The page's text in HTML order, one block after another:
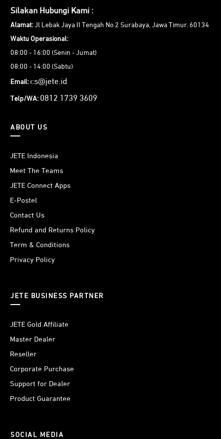
Silakan Hubungi Kami :
Alamat: Jl Lebak Jaya II Tengah No 2 Surabaya, Jawa Timur. 60134
Waktu Operasional:
08:00 - 16:00 (Senin - Jumat)
08:00 - 14:00 (Sabtu)
Email: cs@jete.id
Telp/WA: 0812 1739 3609
ABOUT US
JETE Indonesia
Meet The Teams
JETE Connect Apps
E-Postel
Contact Us
Refund and Returns Policy
Term & Conditions
Privacy Policy
JETE BUSINESS PARTNER
JETE Gold Affiliate
Master Dealer
Reseller
Corporate Purchase
Support for Dealer
Product Guarantee
SOCIAL MEDIA